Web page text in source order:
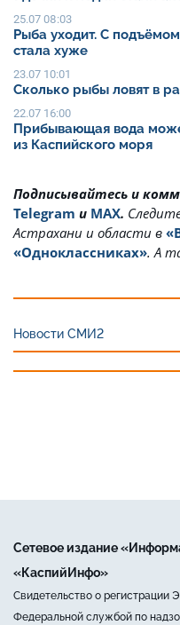
25.07 08:03
Рыба уходит. С
стала хуже
23.07 10:01
Сколько рыбы ловят в
22.07 16:00
Прибывающая вода
из Каспийского моря
Подписывайтесь и
Telegram и MAX.
Астрахани и области в
«Одноклассниках». А
Новости СМИ2
Сетевое издание
«КаспийИнфо»
Свидетельство о регистрации
Федеральной службой по